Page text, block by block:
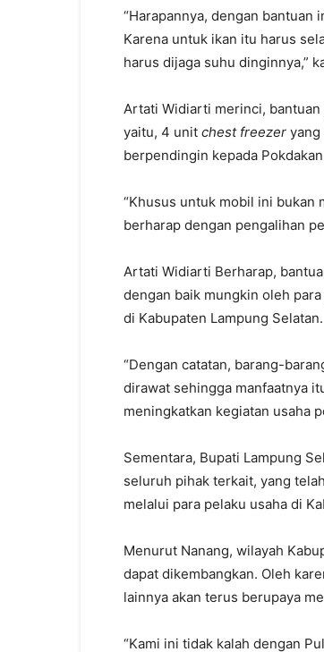
“Harapannya, dengan
Karena untuk ikan itu harus
harus dijaga suhu dinginnya,”
Artati Widiarti merinci, bantuan
yaitu, 4 unit chest freezer yang
berpendingin kepada
“Khusus untuk mobil ini bukan
berharap dengan pengalihan
Artati Widiarti Berharap,
dengan baik mungkin oleh
di Kabupaten Lampung Selatan.
“Dengan catatan, barang-
dirawat sehingga manfaatnya
meningkatkan kegiatan usaha
Sementara, Bupati Lampung
seluruh pihak terkait, yang
melalui para pelaku usaha di
Menurut Nanang, wilayah
dapat dikembangkan. Oleh
lainnya akan terus berupaya
“Kami ini tidak kalah dengan